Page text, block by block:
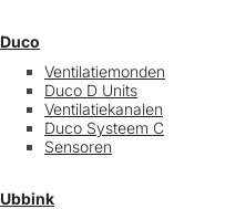
Duco
Ventilatiemonden
Duco D Units
Ventilatiekanalen
Duco Systeem C
Sensoren
Ubbink